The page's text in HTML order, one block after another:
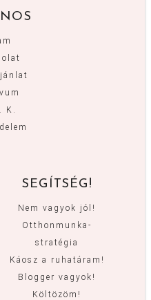
K.
SEGÍTSÉG!
Nem vagyok jól!
Otthonmunka-
stratégia
Káosz a ruhatáram!
Blogger vagyok!
Költözöm!